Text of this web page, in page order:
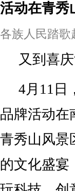
活动在青秀
各族人民踏
又到喜
4月11日
品牌活动在
青秀山风景
的文化盛宴